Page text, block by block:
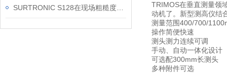
TRIMOS在垂直测量领
动机了。新型测高仪结
测量范围400/700/
操作简便快速
测头测力连续可调
手动、自动一体化设计
可选配300mm长测头
多种附件可选